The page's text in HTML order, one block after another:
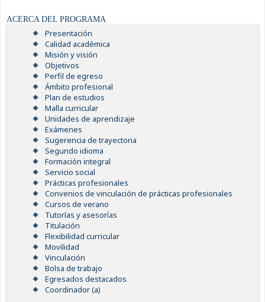
ACERCA DEL PROGRAMA
Presentación
Calidad académica
Misión y visión
Objetivos
Perfil de egreso
Ámbito profesional
Plan de estudios
Malla curricular
Unidades de aprendizaje
Exámenes
Sugerencia de trayectoria
Segundo idioma
Formación integral
Servicio social
Prácticas profesionales
Convenios de vinculación de prácticas profesionales
Cursos de verano
Tutorías y asesorías
Titulación
Flexibilidad curricular
Movilidad
Vinculación
Bolsa de trabajo
Egresados destacados
Coordinador (a)